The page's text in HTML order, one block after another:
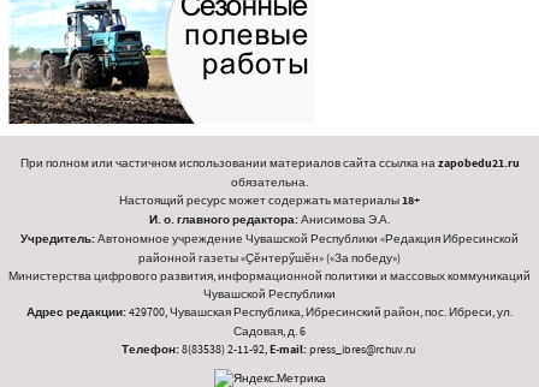
При полном или частичном использовании материалов сайта ссылка наzapobedu21.ru
обязательна.
Настоящий ресурс может содержать материалы18+
И. о. главного редактора:Анисимова Э.А.
Учредитель:Автономное учреждение Чувашской Республики «Редакция Ибресинской
районной газеты «Ҫӗнтерӳшӗн» («За победу»)
Министерства цифрового развития, информационной политики и массовых коммуникаций
Чувашской Республики
Адрес редакции:429700, Чувашская Республика, Ибресинский район, пос. Ибреси, ул.
Садовая, д. 6
Телефон:8(83538) 2-11-92,E-mail:press_ibres@rchuv.ru